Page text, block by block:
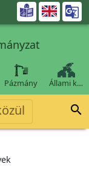

Pázmány Állami k…
